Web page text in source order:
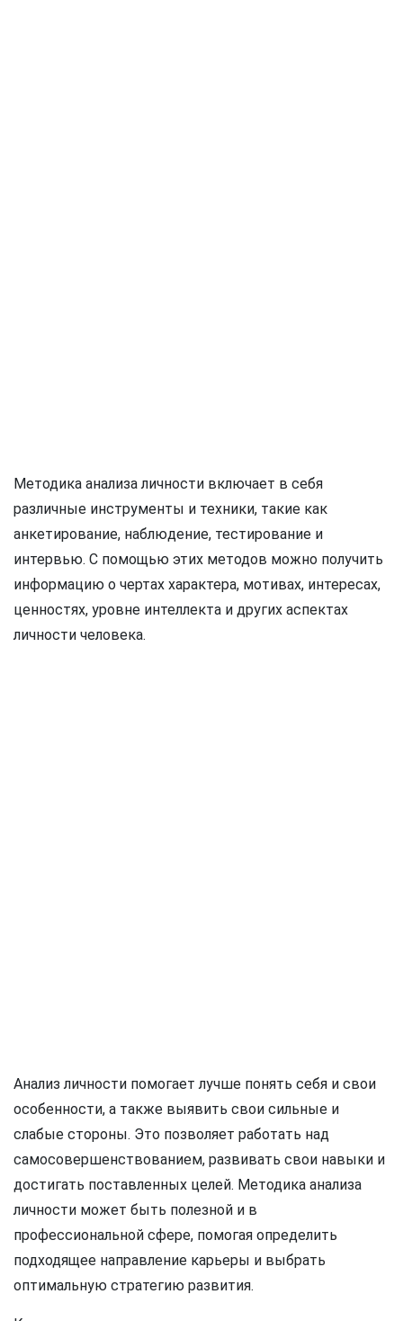
Методика анализа личности включает в себя
различные инструменты и техники, такие как
анкетирование, наблюдение, тестирование и
интервью. С помощью этих методов можно получить
информацию о чертах характера, мотивах, интересах,
ценностях, уровне интеллекта и других аспектах
личности человека.
Анализ личности помогает лучше понять себя и свои
особенности, а также выявить свои сильные и
слабые стороны. Это позволяет работать над
самосовершенствованием, развивать свои навыки и
достигать поставленных целей. Методика анализа
личности может быть полезной и в
профессиональной сфере, помогая определить
подходящее направление карьеры и выбрать
оптимальную стратегию развития.